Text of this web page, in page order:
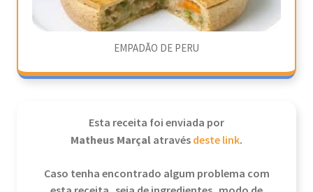
EMPADÃO DE PERU
Esta receita foi enviada por
Matheus Marçalatravésdeste link.
Caso tenha encontrado algum problema com